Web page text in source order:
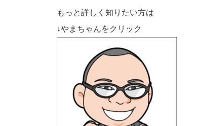
もっと詳しく知りたい方は
↓やまちゃんをクリック